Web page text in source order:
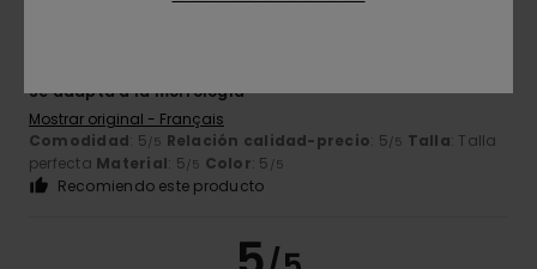
Se adapta a la morfología
Mostrar original - Français
Comodidad: 5/5 Relación calidad-precio: 5/5 Talla: Talla
perfecta Material: 5/5 Color: 5 /5
Recomiendo este producto